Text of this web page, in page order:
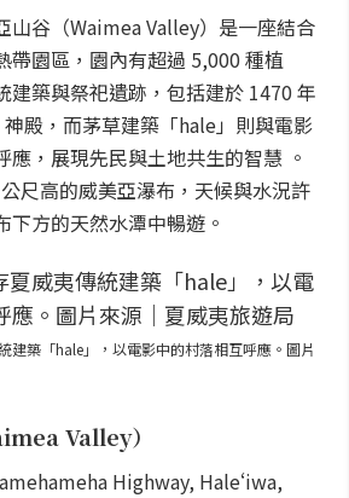
山谷（Waimea Valley）是一座結合
帶園區，園內有超過 5,000 種植
建築與祭祀遺跡，包括建於 1470 年
殿，而茅草建築「hale」則與電影
應，展現先民與土地共生的智慧 。
尺高的威美亞瀑布，天候與水況許
下方的天然水潭中暢遊。
建築「hale」，以電影中的村落相互呼應。圖片
Valley）
Highway, Haleʻiwa,